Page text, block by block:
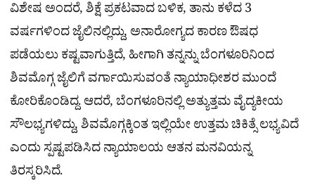
ವಿಶೇಷ ಅಂದರೆ, ಶಿಕ್ಷೆ ಪ್ರಕಟವಾದ ಬಳಿಕ, ತಾನು ಕಳೆದ 3
ವರ್ಷಗಳಿಂದ ಜೈಲಿನಲ್ಲಿದ್ದು, ಅನಾರೋಗ್ಯದ ಕಾರಣ ಔಷಧ
ಪಡೆಯಲು ಕಷ್ಟವಾಗುತ್ತಿದೆ, ಹೀಗಾಗಿ ತನ್ನನ್ನು ಬೆಂಗಳೂರಿನಿಂದ
ಶಿವಮೊಗ್ಗ ಜೈಲಿಗೆ ವರ್ಗಾಯಿಸುವಂತೆ ನ್ಯಾಯಾಧೀಶರ ಮುಂದೆ
ಕೋರಿಕೊಂಡಿದ್ದ. ಆದರೆ, ಬೆಂಗಳೂರಿನಲ್ಲಿ ಅತ್ಯುತ್ತಮ ವೈದ್ಯಕೀಯ
ಸೌಲಭ್ಯಗಳಿದ್ದು, ಶಿವಮೊಗ್ಗಕ್ಕಿಂತ ಇಲ್ಲಿಯೇ ಉತ್ತಮ ಚಿಕಿತ್ಸೆ ಲಭ್ಯವಿದೆ
ಎಂದು ಸ್ಪಷ್ಟಪಡಿಸಿದ ನ್ಯಾಯಾಲಯ ಆತನ ಮನವಿಯನ್ನ
ತಿರಸ್ಕರಿಸಿದೆ.